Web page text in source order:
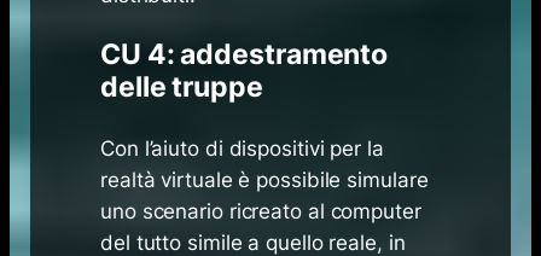
CU 4: addestramento
delle truppe
Con l’aiuto di dispositivi per la
realtà virtuale è possibile simulare
uno scenario ricreato al computer
del tutto simile a quello reale, in